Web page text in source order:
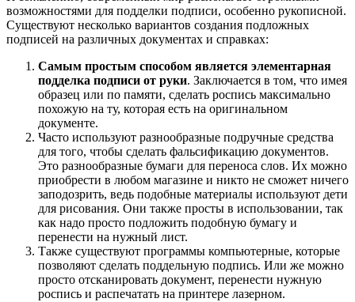
возможностями для подделки подписи, особенно рукописной.
Существуют несколько вариантов создания подложных
подписей на различных документах и справках:
Самым простым способом является элементарная
подделка подписи от руки. Заключается в том, что имея
образец или по памяти, сделать роспись максимально
похожую на ту, которая есть на оригинальном
документе.
Часто используют разнообразные подручные средства
для того, чтобы сделать фальсификацию документов.
Это разнообразные бумаги для переноса слов. Их можно
приобрести в любом магазине и никто не сможет ничего
заподозрить, ведь подобные материалы используют дети
для рисования. Они также просты в использовании, так
как надо просто подложить подобную бумагу и
перенести на нужный лист.
Также существуют программы компьютерные, которые
позволяют сделать поддельную подпись. Или же можно
просто отсканировать документ, перенести нужную
роспись и распечатать на принтере лазерном.